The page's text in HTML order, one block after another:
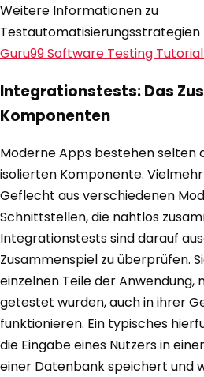
Weitere Informationen zu
Testautomatisierungsstrategien
Guru99 Software Testing
Integrationstests: Das
Komponenten
Moderne Apps bestehen selten
isolierten Komponente.
Geflecht aus verschiedenen
Schnittstellen, die nahtlos
Integrationstests sind darauf
Zusammenspiel zu überprüfen.
einzelnen Teile der Anwendung,
getestet wurden, auch in ihrer
funktionieren. Ein typisches
die Eingabe eines Nutzers in
einer Datenbank speichert und